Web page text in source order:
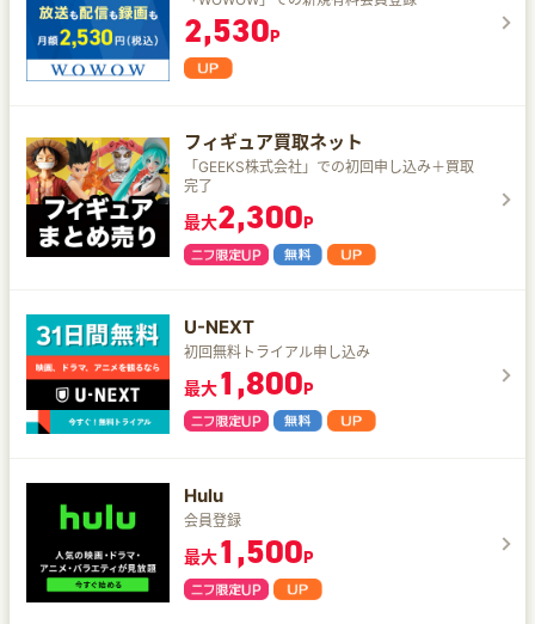
2,530P
フィギュア買取ネット
「GEEKS株式会社」での初回申し込み＋買取
完了
最大2,300P
U-NEXT
初回無料トライアル申し込み
最大1,800P
Hulu
会員登録
最大1,500P